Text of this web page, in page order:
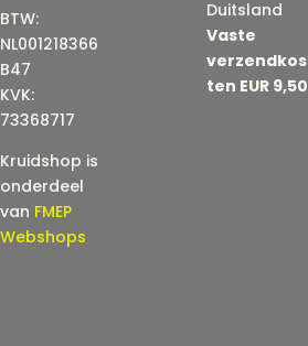
BTW:
NL001218366
B47
KVK:
73368717
Kruidshop is
onderdeel
van FMEP
Webshops
Duitsland
Vaste
verzendkos
ten EUR 9,50